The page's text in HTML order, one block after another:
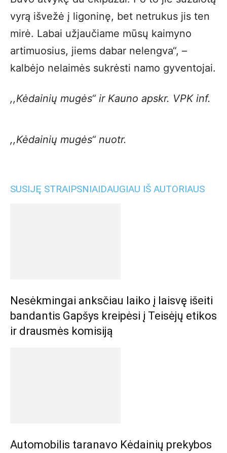
vyrą išvežė į ligoninę, bet netrukus jis ten
mirė. Labai užjaučiame mūsų kaimyno
artimuosius, jiems dabar nelengva“, –
kalbėjo nelaimės sukrėsti namo gyventojai.
,,Kėdainių mugės“ ir Kauno apskr. VPK inf.
,,Kėdainių mugės“ nuotr.
SUSIJĘ STRAIPSNIAIDAUGIAU IŠ AUTORIAUS
Nesėkmingai anksčiau laiko į laisvę išeiti
bandantis Gapšys kreipėsi į Teisėjų etikos
ir drausmės komisiją
Automobilis taranavo Kėdainių prekybos